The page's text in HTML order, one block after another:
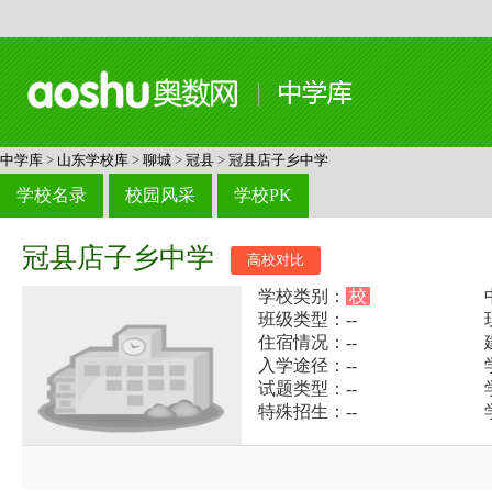
中学库 > 山东学校库 > 聊城 > 冠县 > 冠县店子乡中学
学校名录 校园风采 学校PK
冠县店子乡中学 高校对比
学校类别： 校
班级类型：--
住宿情况：--
入学途径：--
试题类型：--
特殊招生：--